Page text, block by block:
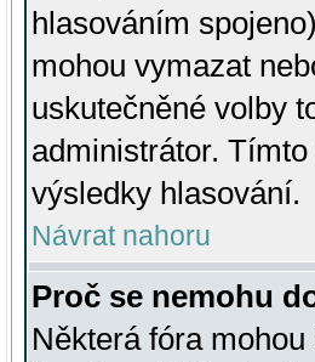
hlasováním
mohou vymazat
uskutečněné volby
administrátor.
výsledky hlasování.
Návrat nahoru
Proč se nemohu
Některá fóra